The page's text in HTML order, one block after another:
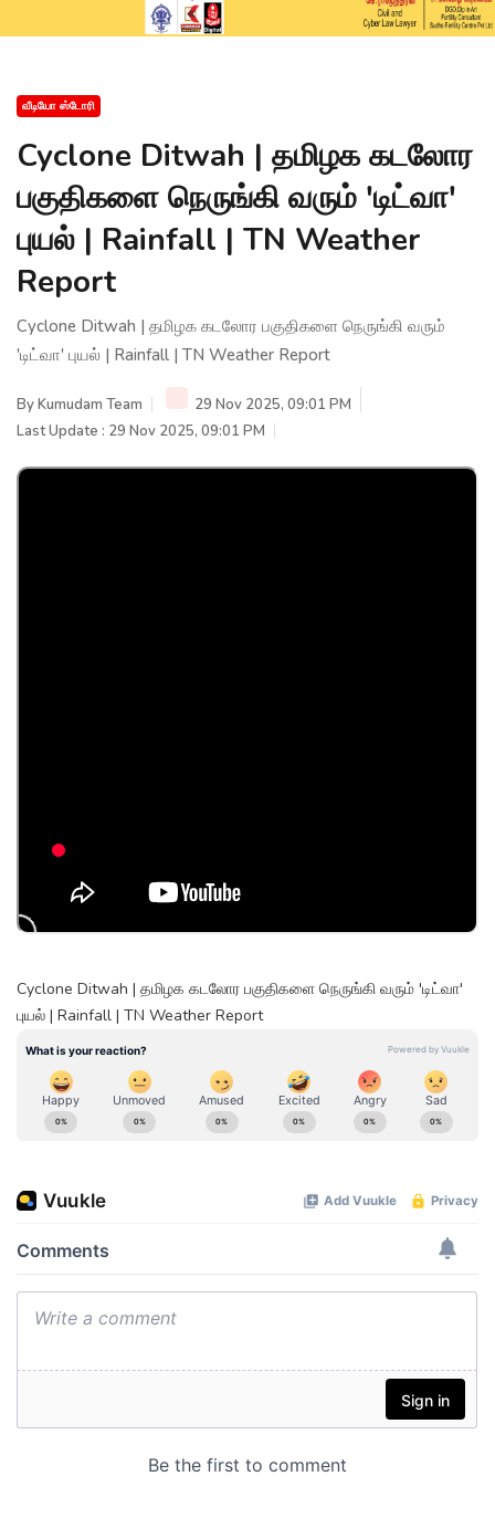
வீடியோ ஸ்டோரி
Cyclone Ditwah | தமிழக கடலோர
பகுதிகளை நெருங்கி வரும் 'டிட்வா'
புயல் | Rainfall | TN Weather
Report
Cyclone Ditwah | தமிழக கடலோர பகுதிகளை நெருங்கி வரும்
'டிட்வா' புயல் | Rainfall | TN Weather Report
ByKumudam Team
29 Nov 2025, 09:01 PM
Last Update : 29 Nov 2025, 09:01 PM
Cyclone Ditwah | தமிழக கடலோர பகுதிகளை நெருங்கி வரும் 'டிட்வா'
புயல் | Rainfall | TN Weather Report